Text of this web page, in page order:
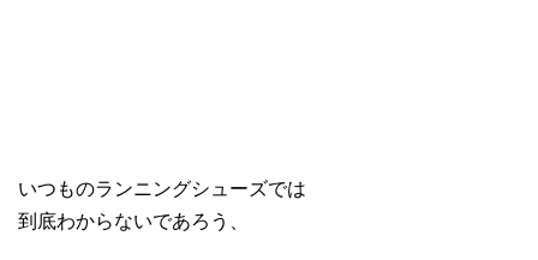
いつものランニングシューズでは
到底わからないであろう、